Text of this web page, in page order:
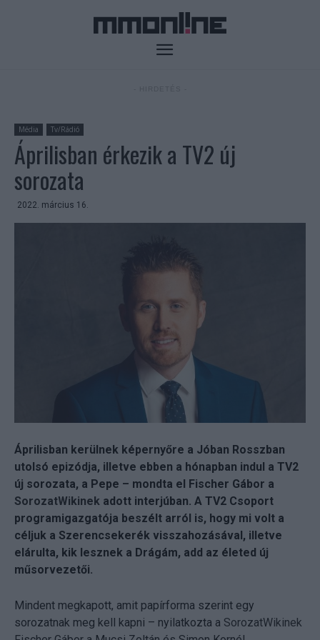
Média Tv/Rádió
Áprilisban érkezik a TV2 új
sorozata
2022. március 16.
Áprilisban kerülnek képernyőre a Jóban Rosszban
utolsó epizódja, illetve ebben a hónapban indul a TV2
új sorozata, a Pepe – mondta el Fischer Gábor a
SorozatWikinek adott interjúban. A TV2 Csoport
programigazgatója beszélt arról is, hogy mi volt a
céljuk a Szerencsekerék visszahozásával, illetve
elárulta, kik lesznek a Drágám, add az életed új
műsorvezetői.
Mindent megkapott, amit papírforma szerint egy
sorozatnak meg kell kapni – nyilatkozta a SorozatWikinek